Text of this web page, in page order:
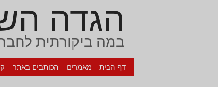
הגדה
במה ביקורתית
דף הבית מאמרים הכותבים באתר